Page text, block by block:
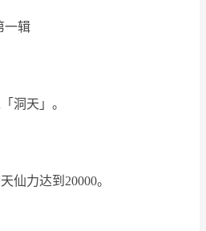
一辑
洞天」。
仙力达到20000。